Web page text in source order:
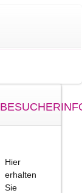
Hier
erhalten
Sie